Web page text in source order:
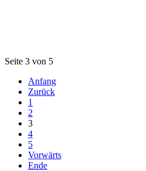
Seite 3 von 5
Anfang
Zurück
1
2
3
4
5
Vorwärts
Ende